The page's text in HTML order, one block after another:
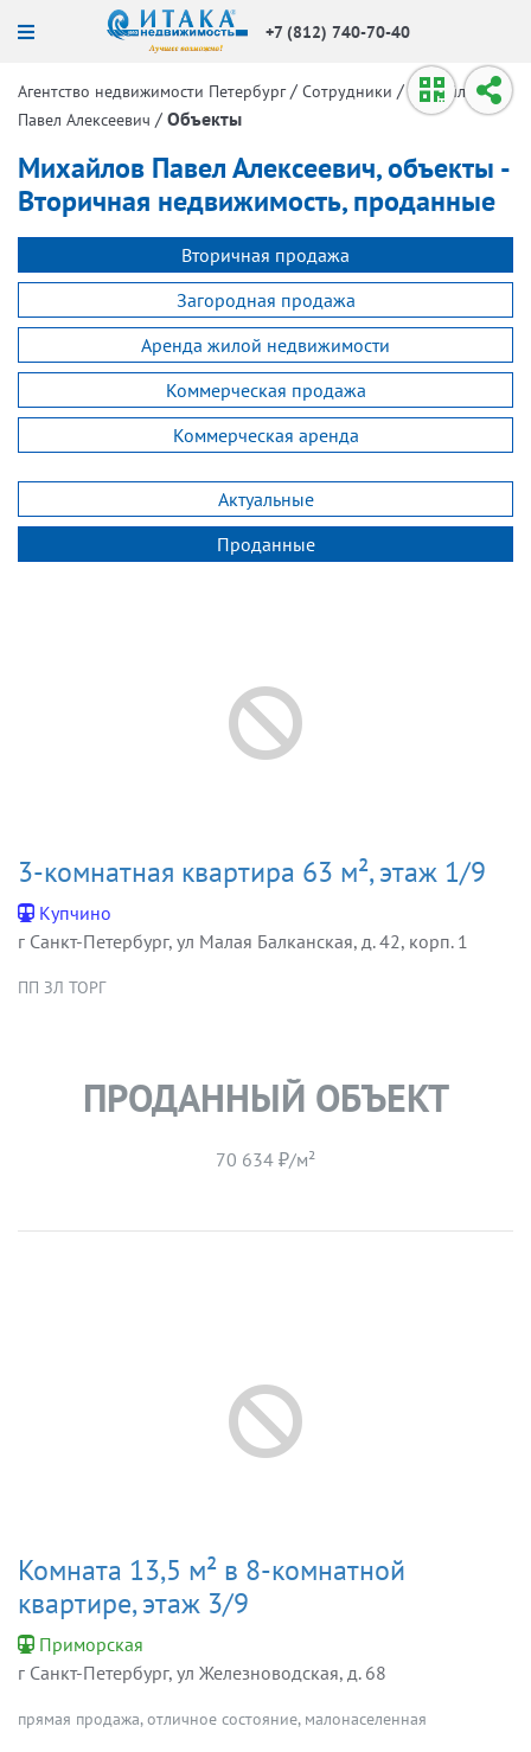
+7 (812) 740-70-40
Агентство недвижимости Петербург / Сотрудники / Михайлов
Павел Алексеевич / Объекты
Михайлов Павел Алексеевич, объекты -
Вторичная недвижимость, проданные
Вторичная продажа
Загородная продажа
Аренда жилой недвижимости
Коммерческая продажа
Коммерческая аренда
Актуальные
Проданные
3-комнатная квартира 63 м², этаж 1/9
Купчино
г Санкт-Петербург, ул Малая Балканская, д. 42, корп. 1
ПП ЗЛ ТОРГ
ПРОДАННЫЙ ОБЪЕКТ
70 634 ₽/м²
Комната 13,5 м² в 8-комнатной
квартире, этаж 3/9
Приморская
г Санкт-Петербург, ул Железноводская, д. 68
прямая продажа, отличное состояние, малонаселенная